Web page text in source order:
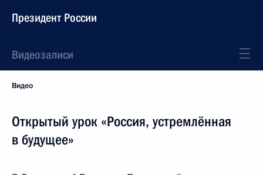
Президент России
Видеозаписи
Видео
Открытый урок «Россия, устремлённая
в будущее»